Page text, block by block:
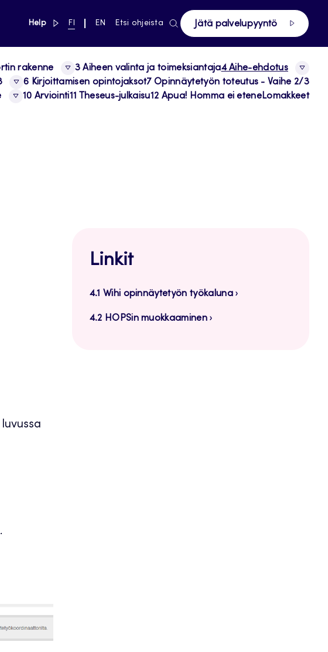
Help linkki pääsivustolle
NYKYINEN
FI
VAIHDA
EN Etsi ohjeista Jätä palvelupyyntö
rakenne 3 Aiheen valinta ja toimeksiantaja4 Aihe-ehdotus
6 Kirjoittamisen opintojaksot7 Opinnäytetyön toteutus - Vaihe 2/3
10 Arviointi11 Theseus-julkaisu12 Apua! Homma ei eteneLomakkeet
Linkit
4.1 Wihi opinnäytetyön työkaluna
4.2 HOPSin muokkaaminen